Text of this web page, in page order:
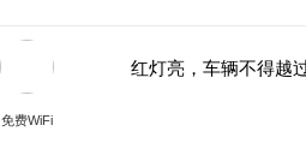
免费WiFi
红灯亮，车辆不得越